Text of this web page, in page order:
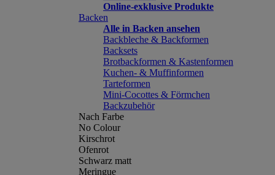
Online-exklusive Produkte
Backen
Alle in Backen ansehen
Backbleche & Backformen
Backsets
Brotbackformen & Kastenformen
Kuchen- & Muffinformen
Tarteformen
Mini-Cocottes & Förmchen
Backzubehör
Nach Farbe
No Colour
Kirschrot
Ofenrot
Schwarz matt
Meringue